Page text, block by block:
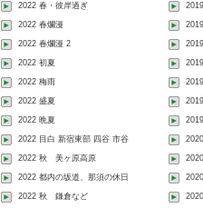
2022 春・彼岸過ぎ
2022 春爛漫
2022 春爛漫 2
2022 初夏
2022 梅雨
2022 盛夏
2022 晩夏
2022 目白 新宿東部 四谷 市谷
2022 秋 美ヶ原高原
2022 都内の坂道、那須の休日
2022 秋 鎌倉など